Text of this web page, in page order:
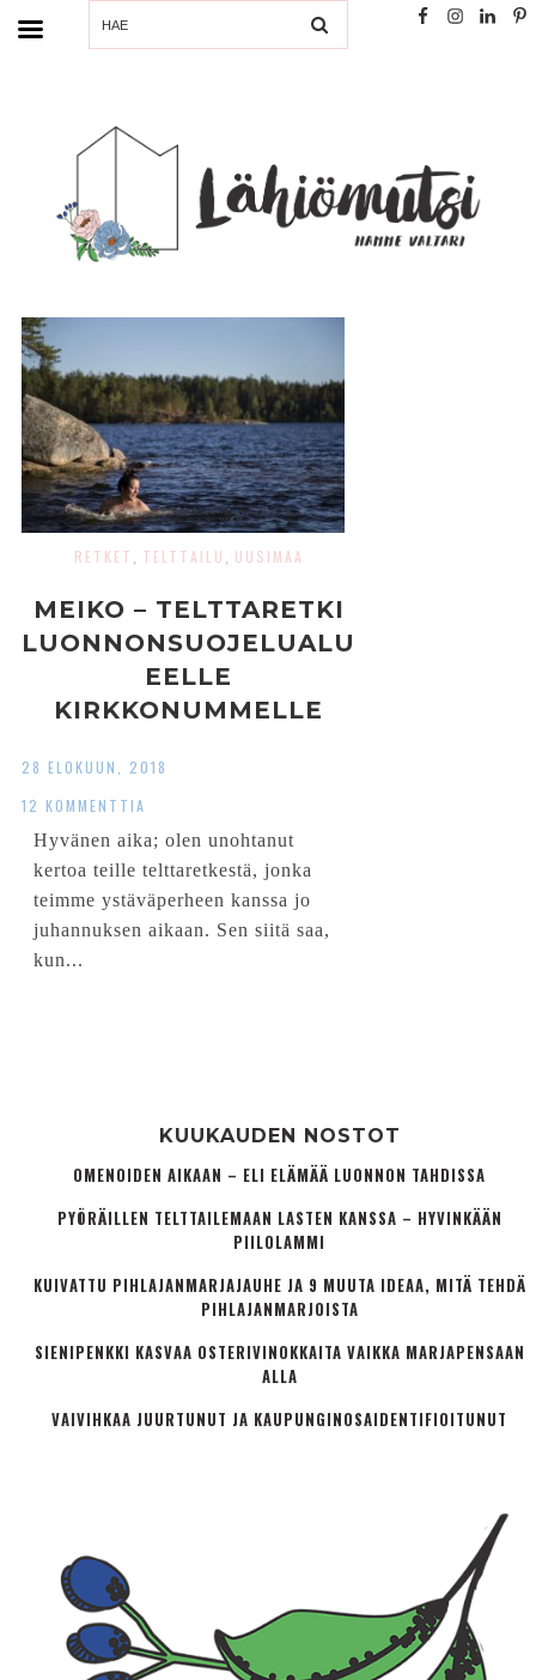
SEARCH
RETKET TELTTAILU UUSIMAA
MEIKO – TELTTARETKI
LUONNONSUOJELUALU
EELLE
KIRKKONUMMELLE
28 ELOKUUN, 2018
12 KOMMENTTIA
Hyvänen aika; olen unohtanut
kertoa teille telttaretkestä, jonka
teimme ystäväperheen kanssa jo
juhannuksen aikaan. Sen siitä saa,
kun...
KUUKAUDEN NOSTOT
OMENOIDEN AIKAAN – ELI ELÄMÄÄ LUONNON TAHDISSA
PYÖRÄILLEN TELTTAILEMAAN LASTEN KANSSA – HYVINKÄÄN
PIILOLAMMI
KUIVATTU PIHLAJANMARJAJAUHE JA 9 MUUTA IDEAA, MITÄ TEHDÄ
PIHLAJANMARJOISTA
SIENIPENKKI KASVAA OSTERIVINOKKAITA VAIKKA MARJAPENSAAN
ALLA
VAIVIHKAA JUURTUNUT JA KAUPUNGINOSA­IDENTIFIOITUNUT